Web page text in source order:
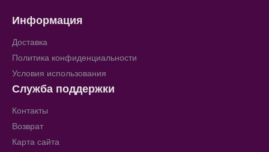
Информация
Доставка
Политика конфиденциальности
Условия использования
Служба поддержки
Контакты
Возврат
Карта сайта